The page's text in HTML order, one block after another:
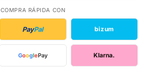
COMPRA RÁPIDA CON
PayPal bizum
GooglePay Klarna.